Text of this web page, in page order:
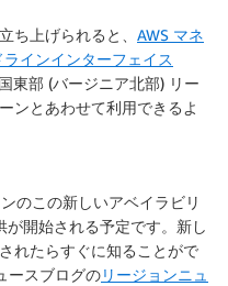
ち上げられると、 AWS マネ
ラインインターフェイス
東部 (バージニア北部) リー
ンとあわせて利用できるよ
のこの新しいアベイラビリ
開始される予定です。新し
れたらすぐに知ることがで
ースブログのリージョンニュ